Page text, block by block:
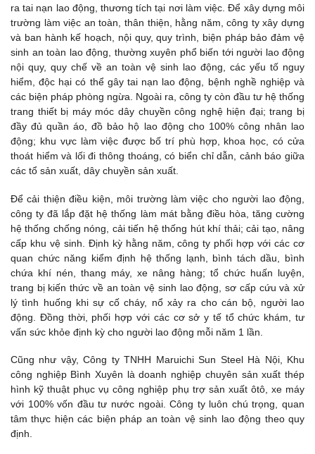
ra tai nạn lao động, thương tích tại nơi làm việc. Để xây dựng môi
trường làm việc an toàn, thân thiện, hằng năm, công ty xây dựng
và ban hành kế hoạch, nội quy, quy trình, biện pháp bảo đảm vệ
sinh an toàn lao động, thường xuyên phổ biến tới người lao động
nội quy, quy chế về an toàn vệ sinh lao động, các yếu tố nguy
hiểm, độc hại có thể gây tai nạn lao động, bệnh nghề nghiệp và
các biện pháp phòng ngừa. Ngoài ra, công ty còn đầu tư hệ thống
trang thiết bị máy móc dây chuyền công nghệ hiện đại; trang bị
đầy đủ quần áo, đồ bảo hộ lao động cho 100% công nhân lao
động; khu vực làm việc được bố trí phù hợp, khoa học, có cửa
thoát hiểm và lối đi thông thoáng, có biển chỉ dẫn, cảnh báo giữa
các tổ sản xuất, dây chuyền sản xuất.
Để cải thiện điều kiện, môi trường làm việc cho người lao động,
công ty đã lắp đặt hệ thống làm mát bằng điều hòa, tăng cường
hệ thống chống nóng, cải tiến hệ thống hút khí thải; cải tạo, nâng
cấp khu vệ sinh. Định kỳ hằng năm, công ty phối hợp với các cơ
quan chức năng kiểm định hệ thống lạnh, bình tách dầu, bình
chứa khí nén, thang máy, xe nâng hàng; tổ chức huấn luyện,
trang bị kiến thức về an toàn vệ sinh lao động, sơ cấp cứu và xử
lý tình huống khi sự cố cháy, nổ xảy ra cho cán bộ, người lao
động. Đồng thời, phối hợp với các cơ sở y tế tổ chức khám, tư
vấn sức khỏe định kỳ cho người lao động mỗi năm 1 lần.
Cũng như vậy, Công ty TNHH Maruichi Sun Steel Hà Nội, Khu
công nghiệp Bình Xuyên là doanh nghiệp chuyên sản xuất thép
hình kỹ thuật phục vụ công nghiệp phụ trợ sản xuất ôtô, xe máy
với 100% vốn đầu tư nước ngoài. Công ty luôn chú trọng, quan
tâm thực hiện các biện pháp an toàn vệ sinh lao động theo quy
định.